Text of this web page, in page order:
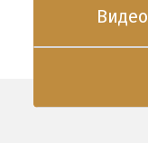
Видео